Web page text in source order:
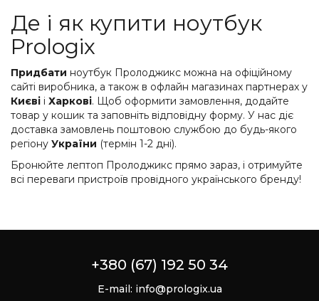
Де і як купити ноутбук
Prologix
Придбати ноутбук Пролоджикс можна на офіційному
сайті виробника, а також в офлайн магазинах партнерах у
Києві і Харкові. Щоб оформити замовлення, додайте
товар у кошик та заповніть відповідну форму. У нас діє
доставка замовлень поштовою службою до будь-якого
регіону України (термін 1-2 дні).
Бронюйте лептоп Пролоджикс прямо зараз, і отримуйте
всі переваги пристроїв провідного українського бренду!
+380 (67) 192 50 34
E-mail: info@prologix.ua